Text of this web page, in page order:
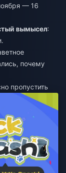
— 16
вымысел:
почему
пропустить